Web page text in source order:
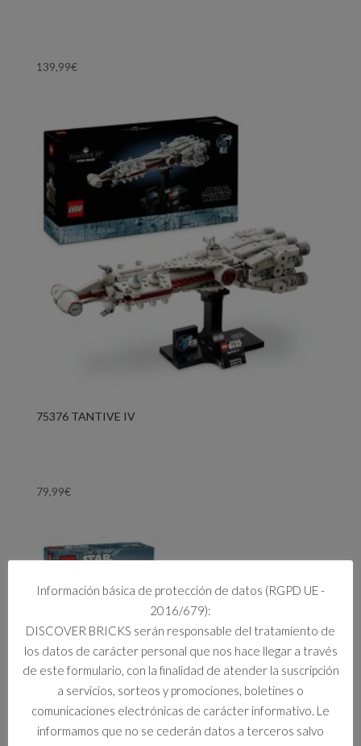
139,99€
75376 TANTIVE IV
79,99€
Información básica de protección de datos (RGPD UE -
2016/679):
DISCOVER BRICKS serán responsable del tratamiento de
los datos de carácter personal que nos hace llegar a través
de este formulario, con la finalidad de atender la suscripción
a servicios, sorteos y promociones, boletines o
comunicaciones electrónicas de carácter informativo. Le
informamos que no se cederán datos a terceros salvo